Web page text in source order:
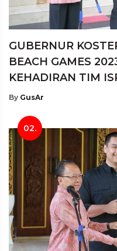
GUBERNUR
BEACH GAMES
KEHADIRAN TIM
By GusAr
02.